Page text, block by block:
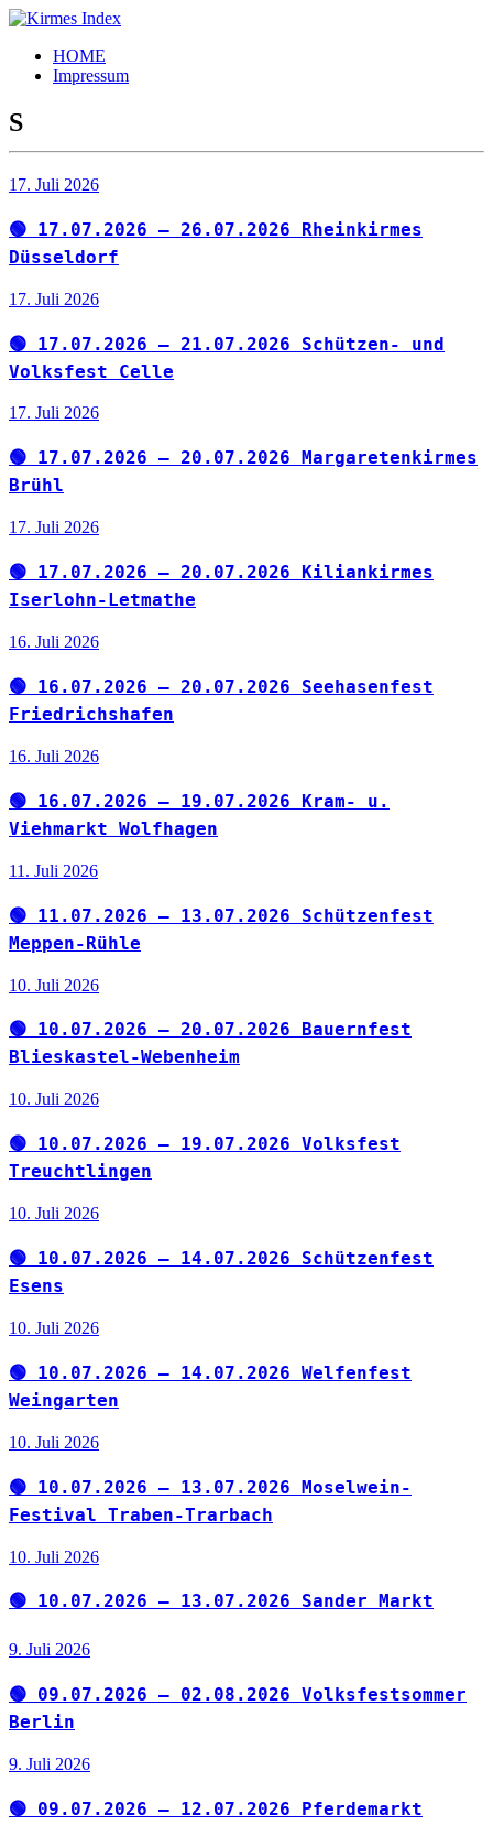
Zum
springen
Kirmes
Index
Tourpläne
der
letzten
Jahre
HOME
Impressum
S
17. Juli 2026
🟢 17.07.2026 – 26.07.2026 Rheinkirmes
Düsseldorf
17. Juli 2026
🟢 17.07.2026 – 21.07.2026 Schützen- und
Volksfest Celle
17. Juli 2026
🟢 17.07.2026 – 20.07.2026 Margaretenkirmes
Brühl
17. Juli 2026
🟢 17.07.2026 – 20.07.2026 Kiliankirmes
Iserlohn-Letmathe
16. Juli 2026
🟢 16.07.2026 – 20.07.2026 Seehasenfest
Friedrichshafen
16. Juli 2026
🟢 16.07.2026 – 19.07.2026 Kram- u.
Viehmarkt Wolfhagen
11. Juli 2026
🟢 11.07.2026 – 13.07.2026 Schützenfest
Meppen-Rühle
10. Juli 2026
🟢 10.07.2026 – 20.07.2026 Bauernfest
Blieskastel-Webenheim
10. Juli 2026
🟢 10.07.2026 – 19.07.2026 Volksfest
Treuchtlingen
10. Juli 2026
🟢 10.07.2026 – 14.07.2026 Schützenfest
Esens
10. Juli 2026
🟢 10.07.2026 – 14.07.2026 Welfenfest
Weingarten
10. Juli 2026
🟢 10.07.2026 – 13.07.2026 Moselwein-
Festival Traben-Trarbach
10. Juli 2026
🟢 10.07.2026 – 13.07.2026 Sander Markt
9. Juli 2026
🟢 09.07.2026 – 02.08.2026 Volksfestsommer
Berlin
9. Juli 2026
🟢 09.07.2026 – 12.07.2026 Pferdemarkt